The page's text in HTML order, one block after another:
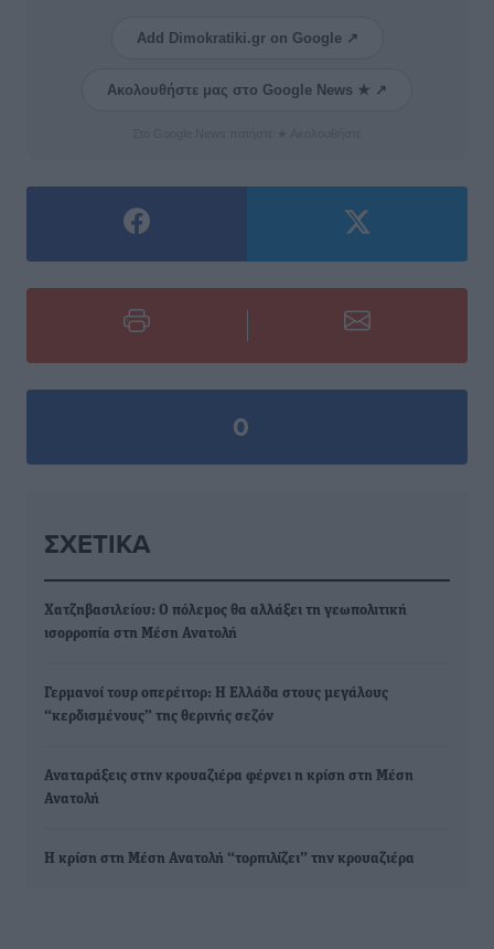
Add Dimokratiki.gr on Google ↗
Ακολουθήστε μας στο Google News ★ ↗
0
ΣΧΕΤΙΚΆ
Χατζηβασιλείου: Ο πόλεμος θα αλλάξει τη γεωπολιτική
ισορροπία στη Μέση Ανατολή
Γερμανοί τουρ οπερέιτορ: Η Ελλάδα στους μεγάλους
“κερδισμένους” της θερινής σεζόν
Αναταράξεις στην κρουαζιέρα φέρνει η κρίση στη Μέση
Ανατολή
Η κρίση στη Μέση Ανατολή “τορπιλίζει” την κρουαζιέρα